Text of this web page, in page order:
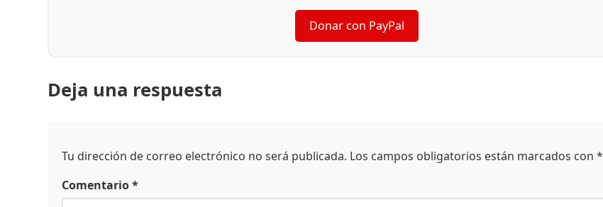
Donar con PayPal
Deja una respuesta
Tu dirección de correo electrónico no será publicada. Los campos obligatorios están marcados con*
Comentario*